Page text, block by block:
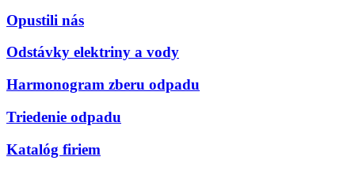
Opustili nás
Odstávky elektriny a vody
Harmonogram zberu odpadu
Triedenie odpadu
Katalóg firiem